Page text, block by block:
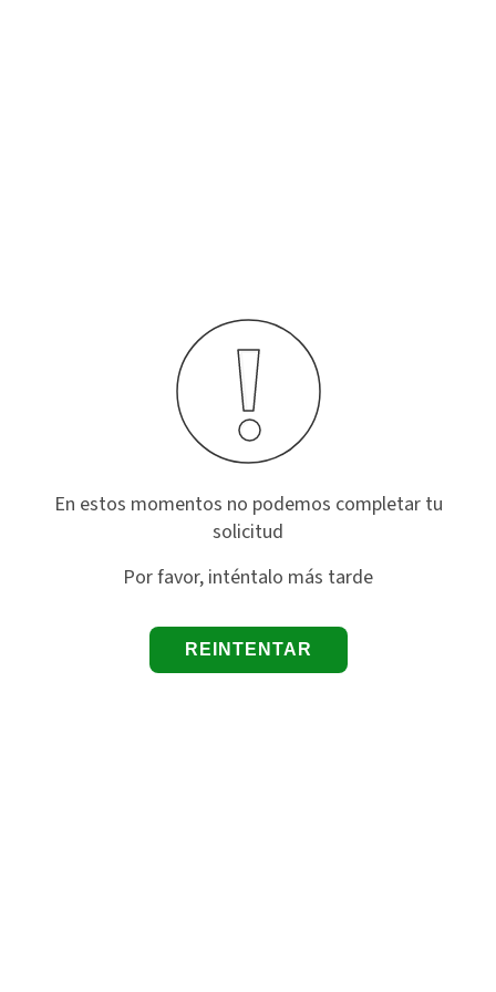
En estos momentos no podemos completar tu
solicitud
Por favor, inténtalo más tarde
REINTENTAR